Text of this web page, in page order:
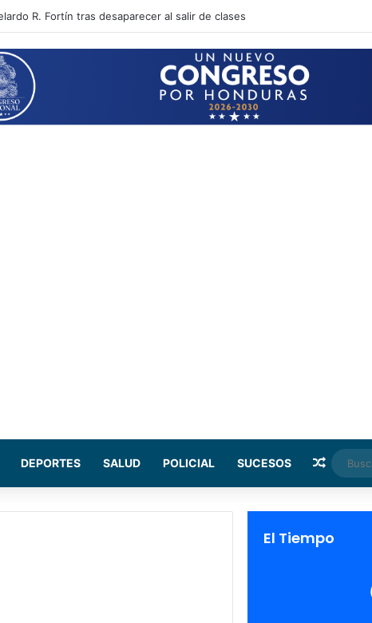
energía este viernes 7 de agosto
DEPORTES SALUD POLICIAL SUCESOS
El Tiempo